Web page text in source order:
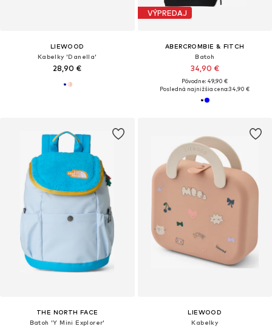
LIEWOOD
Kabelky 'Danella'
28,90 €
VÝPREDAJ
ABERCROMBIE & FITCH
Batoh
34,90 €
Pôvodne: 49,90 €
Posledná najnižšia cena:34,90 €
THE NORTH FACE
Batoh 'Y Mini Explorer'
LIEWOOD
Kabelky